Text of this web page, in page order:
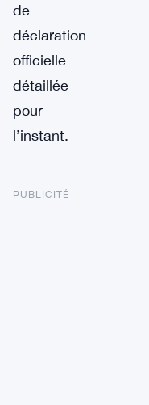
de
déclaration
officielle
détaillée
pour
l’instant.
PUBLICITÉ